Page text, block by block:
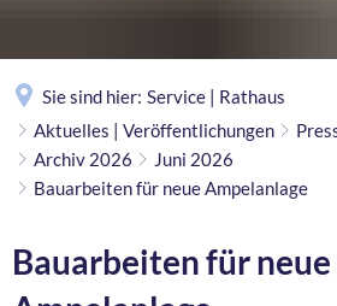
Sie sind hier: Service | Rathaus
Aktuelles | Veröffentlichungen
Archiv 2026
Juni 2026
Bauarbeiten für neue Ampelanlage
Bauarbeiten für neue